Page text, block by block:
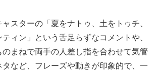
スターの「夏をナトゥ、土をトゥチ、
ィン」という舌足らずなコメントや、
まねで両手の人差し指を合わせて気管
など、フレーズや動きが印象的で、一